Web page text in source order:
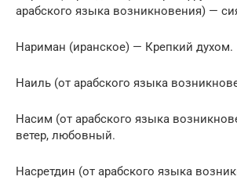
арабского языка возникновения) —
Нариман (иранское) — Крепкий духом.
Наиль (от арабского языка
Насим (от арабского языка
ветер, любовный.
Насретдин (от арабского языка